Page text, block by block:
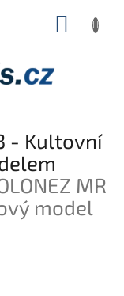
- Kultovní
MR
model